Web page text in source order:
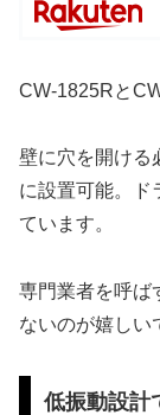
CW-1825Rと
壁に穴を開ける
に設置可能。ド
ています。
専門業者を呼ば
ないのが嬉しい
低振動設計